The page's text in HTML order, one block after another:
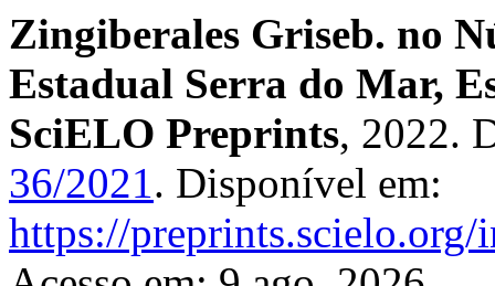
Zingiberales Griseb. no
Estadual Serra do Mar,
SciELO Preprints, 2022.
36/2021. Disponível em:
https://